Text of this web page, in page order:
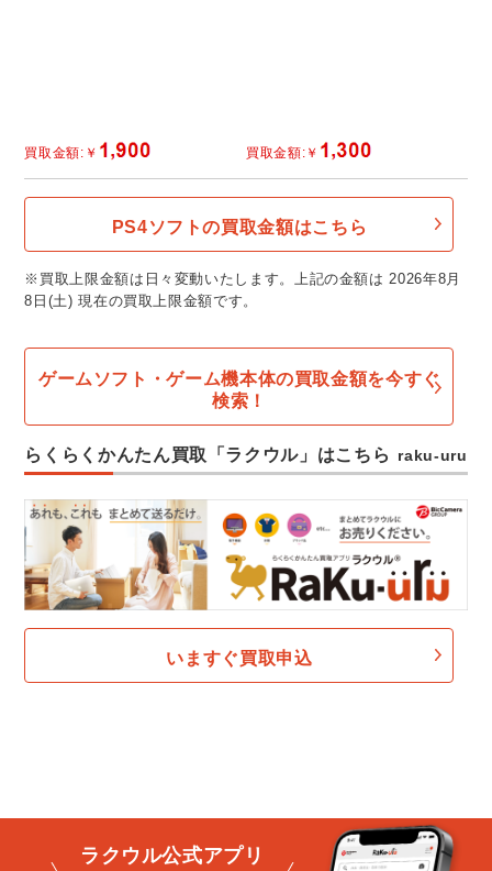
PS4ソフトの買取金額はこちら
※買取上限金額は日々変動いたします。上記の金額は 2026年8月
8日(土) 現在の買取上限金額です。
ゲームソフト・ゲーム機本体の買取金額を今すぐ
検索！
らくらくかんたん買取「ラクウル」はこちら raku-uru
いますぐ買取申込
ラクウル公式アプリ